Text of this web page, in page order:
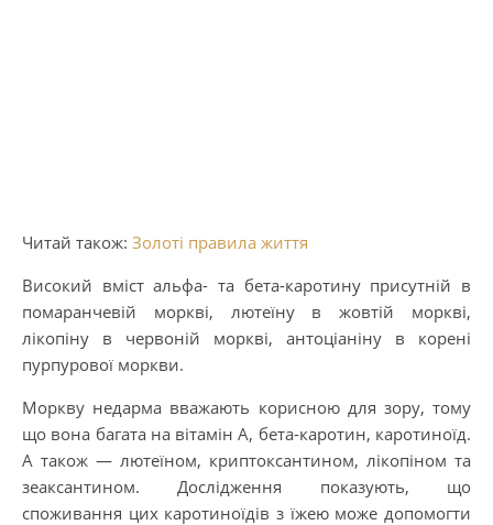
Читай також: Золоті правила життя
Високий вміст альфа- та бета-каротину присутній в
помаранчевій моркві, лютеїну в жовтій моркві,
лікопіну в червоній моркві, антоціаніну в корені
пурпурової моркви.
Моркву недарма вважають корисною для зору, тому
що вона багата на вітамін А, бета-каротин, каротиноїд.
А також — лютеїном, криптоксантином, лікопіном та
зеаксантином. Дослідження показують, що
споживання цих каротиноїдів з їжею може допомогти